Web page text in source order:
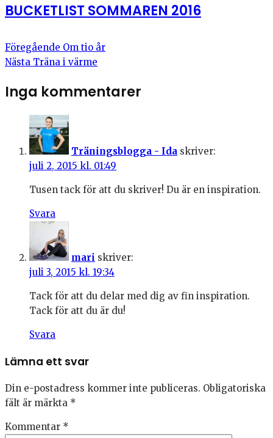
BUCKETLIST SOMMAREN 2016
Föregående Om tio år
Nästa Träna i värme
Inga kommentarer
Träningsblogga - Ida skriver:
juli 2, 2015 kl. 01:49
Tusen tack för att du skriver! Du är en inspiration.
Svara
mari skriver:
juli 3, 2015 kl. 19:34
Tack för att du delar med dig av fin inspiration.
Tack för att du är du!
Svara
Lämna ett svar
Din e-postadress kommer inte publiceras. Obligatoriska
fält är märkta *
Kommentar *